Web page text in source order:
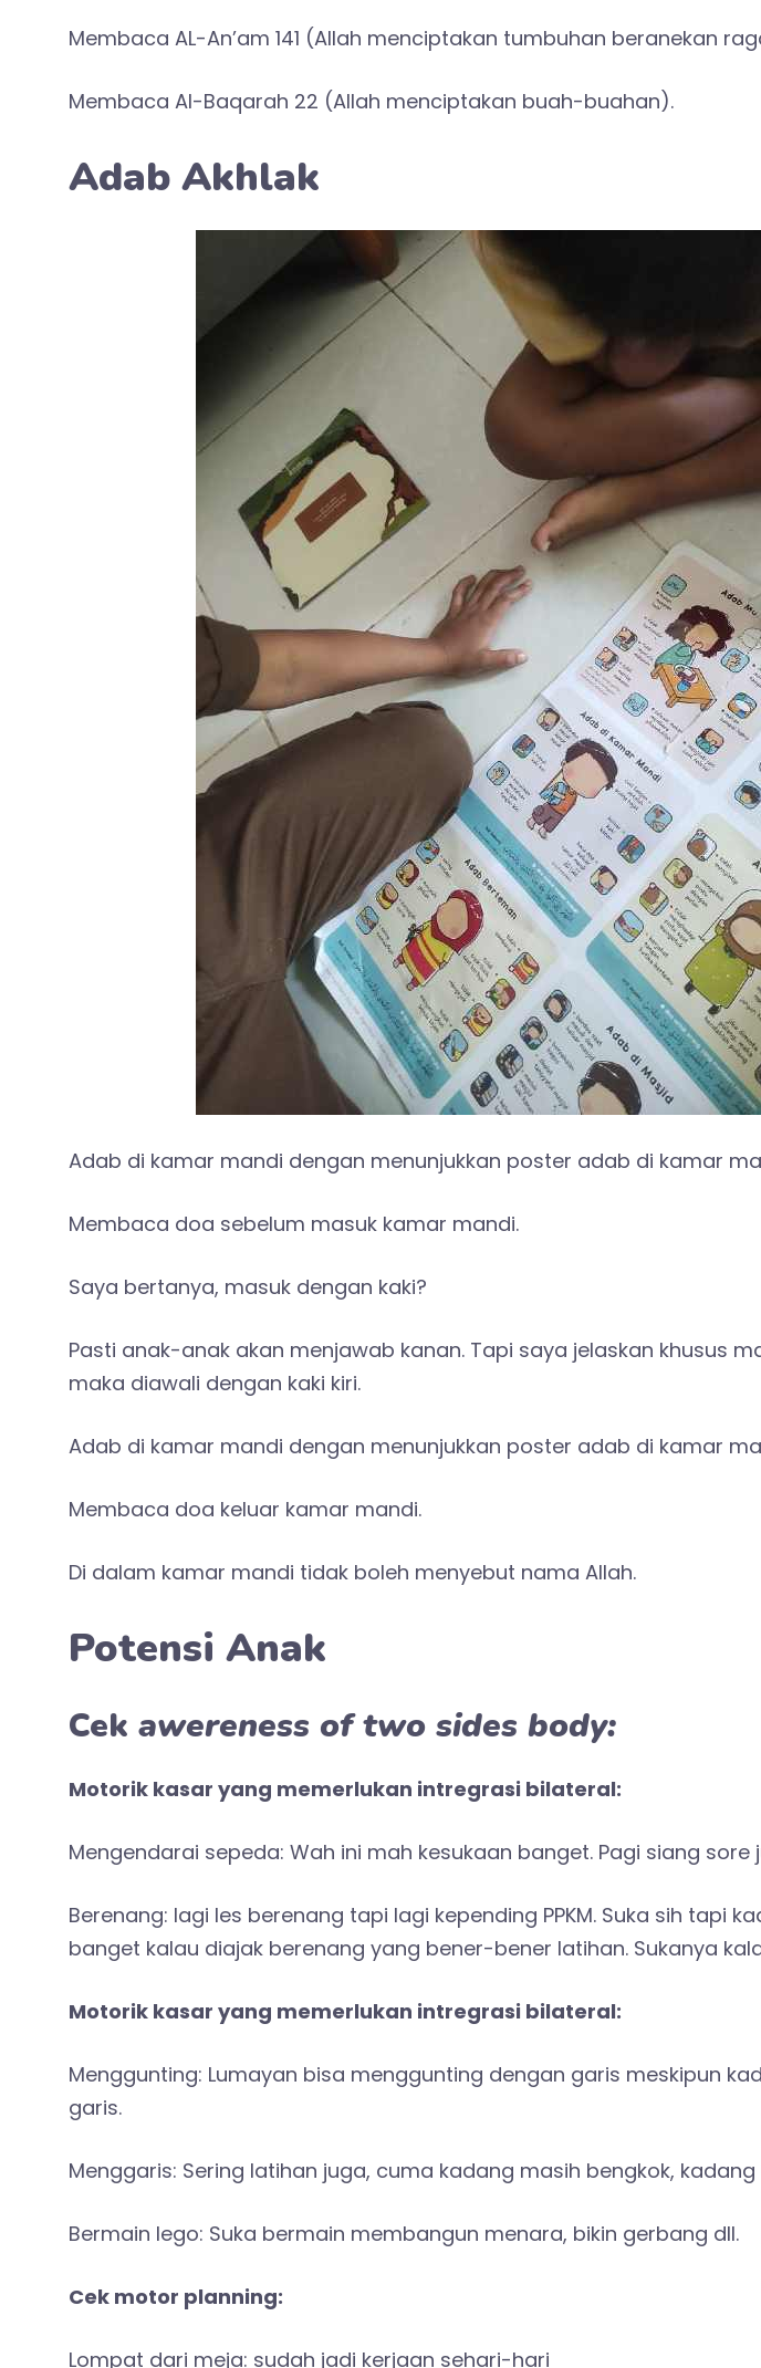
Membaca AL-An’am 141 (Allah menciptakan tumbuhan beranekan
Membaca Al-Baqarah 22 (Allah menciptakan buah-buahan).
Adab Akhlak
Adab di kamar mandi dengan menunjukkan poster adab di kamar
Membaca doa sebelum masuk kamar mandi.
Saya bertanya, masuk dengan kaki?
Pasti anak-anak akan menjawab kanan. Tapi saya jelaskan khusus
maka diawali dengan kaki kiri.
Adab di kamar mandi dengan menunjukkan poster adab di kamar
Membaca doa keluar kamar mandi.
Di dalam kamar mandi tidak boleh menyebut nama Allah.
Potensi Anak
Cek awereness of two sides body:
Motorik kasar yang memerlukan intregrasi bilateral:
Mengendarai sepeda: Wah ini mah kesukaan banget. Pagi siang sore
Berenang: lagi les berenang tapi lagi kepending PPKM. Suka sih tapi
banget kalau diajak berenang yang bener-bener latihan. Sukanya
Motorik kasar yang memerlukan intregrasi bilateral:
Menggunting: Lumayan bisa menggunting dengan garis meskipun
garis.
Menggaris: Sering latihan juga, cuma kadang masih bengkok,
Bermain lego: Suka bermain membangun menara, bikin gerbang dll.
Cek motor planning:
Lompat dari meja: sudah jadi kerjaan sehari-hari